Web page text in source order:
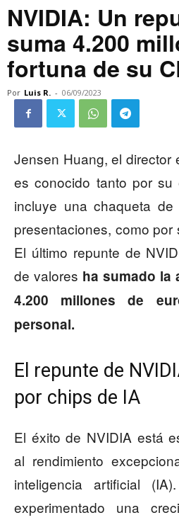
NVIDIA: Un
suma 4.200
fortuna de su
Por Luis R. - 06/09/2023
Jensen Huang, el director
es conocido tanto por su
incluye una chaqueta
presentaciones, como
El último repunte de
de valores ha sumado la
4.200 millones de
personal.
El repunte de
por chips de IA
El éxito de NVIDIA está
al rendimiento
inteligencia artificial
experimentado una